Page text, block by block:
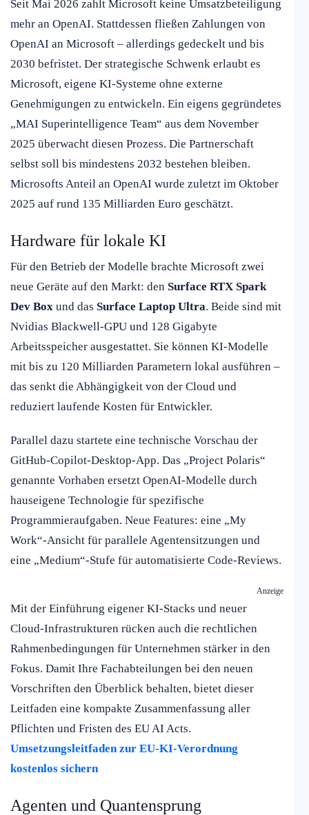
Seit Mai 2026 zahlt Microsoft keine Umsatzbeteiligung
mehr an OpenAI. Stattdessen fließen Zahlungen von
OpenAI an Microsoft – allerdings gedeckelt und bis
2030 befristet. Der strategische Schwenk erlaubt es
Microsoft, eigene KI-Systeme ohne externe
Genehmigungen zu entwickeln. Ein eigens gegründetes
„MAI Superintelligence Team“ aus dem November
2025 überwacht diesen Prozess. Die Partnerschaft
selbst soll bis mindestens 2032 bestehen bleiben.
Microsofts Anteil an OpenAI wurde zuletzt im Oktober
2025 auf rund 135 Milliarden Euro geschätzt.
Hardware für lokale KI
Für den Betrieb der Modelle brachte Microsoft zwei
neue Geräte auf den Markt: den Surface RTX Spark
Dev Box und das Surface Laptop Ultra. Beide sind mit
Nvidias Blackwell-GPU und 128 Gigabyte
Arbeitsspeicher ausgestattet. Sie können KI-Modelle
mit bis zu 120 Milliarden Parametern lokal ausführen –
das senkt die Abhängigkeit von der Cloud und
reduziert laufende Kosten für Entwickler.
Parallel dazu startete eine technische Vorschau der
GitHub-Copilot-Desktop-App. Das „Project Polaris“
genannte Vorhaben ersetzt OpenAI-Modelle durch
hauseigene Technologie für spezifische
Programmieraufgaben. Neue Features: eine „My
Work“-Ansicht für parallele Agentensitzungen und
eine „Medium“-Stufe für automatisierte Code-Reviews.
Anzeige
Mit der Einführung eigener KI-Stacks und neuer
Cloud-Infrastrukturen rücken auch die rechtlichen
Rahmenbedingungen für Unternehmen stärker in den
Fokus. Damit Ihre Fachabteilungen bei den neuen
Vorschriften den Überblick behalten, bietet dieser
Leitfaden eine kompakte Zusammenfassung aller
Pflichten und Fristen des EU AI Acts.
Umsetzungsleitfaden zur EU-KI-Verordnung
kostenlos sichern
Agenten und Quantensprung